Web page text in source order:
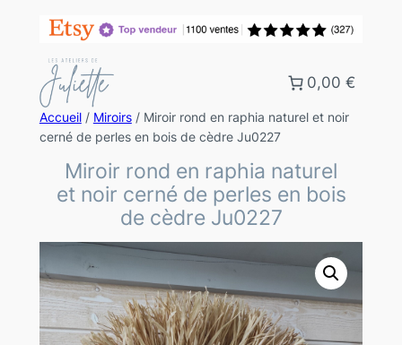
0,00 €
Accueil/ Miroirs/ Miroir rond en raphia naturel et noir
cerné de perles en bois de cèdre Ju0227
Miroir rond en raphia naturel
et noir cerné de perles en bois
de cèdre Ju0227